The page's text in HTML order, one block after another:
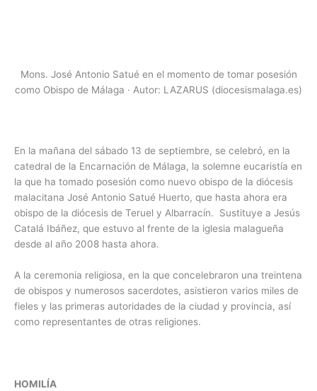
Mons. José Antonio Satué en el momento de tomar posesión
como Obispo de Málaga · Autor: LAZARUS (diocesismalaga.es)
En la mañana del sábado 13 de septiembre, se celebró, en la
catedral de la Encarnación de Málaga, la solemne eucaristía en
la que ha tomado posesión como nuevo obispo de la diócesis
malacitana José Antonio Satué Huerto, que hasta ahora era
obispo de la diócesis de Teruel y Albarracín. Sustituye a Jesús
Catalá Ibáñez, que estuvo al frente de la iglesia malagueña
desde al año 2008 hasta ahora.
A la ceremonia religiosa, en la que concelebraron una treintena
de obispos y numerosos sacerdotes, asistieron varios miles de
fieles y las primeras autoridades de la ciudad y provincia, así
como representantes de otras religiones.
HOMILÍA